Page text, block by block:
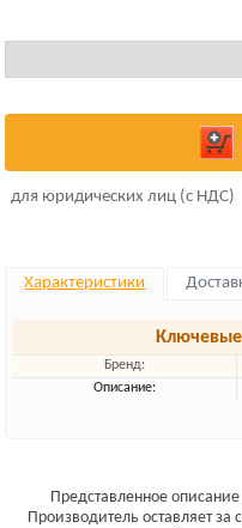
для юридических лиц (с НДС)
Характеристики
Ключевые
Бренд:
Описание:
Представленное
Производитель оставляет за